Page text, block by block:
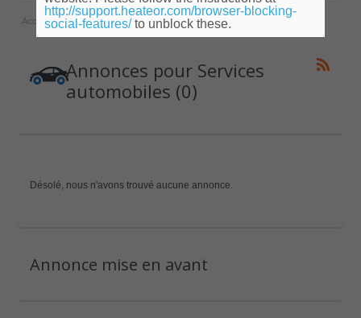
Accueil » Limousin » Corrèze » Services automobiles
Annonces pour Services
automobiles (0)
Désolé, nous n'avons trouvé aucune annonce.
Annonce mise en avant
http://support.heateor.com/browser-blocking-
social-features/to unblock these.